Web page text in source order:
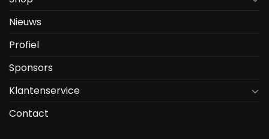
Nieuws
Profiel
Sponsors
Klantenservice
Contact